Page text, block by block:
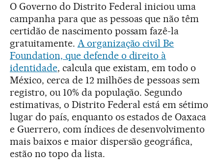
O Governo do Distrito Federal iniciou uma
campanha para que as pessoas que não têm
certidão de nascimento possam fazê-la
gratuitamente. A organização civil Be
Foundation, que defende o direito à
identidade, calcula que existam, em todo o
México, cerca de 12 milhões de pessoas sem
registro, ou 10% da população. Segundo
estimativas, o Distrito Federal está em sétimo
lugar do país, enquanto os estados de Oaxaca
e Guerrero, com índices de desenvolvimento
mais baixos e maior dispersão geográfica,
estão no topo da lista.